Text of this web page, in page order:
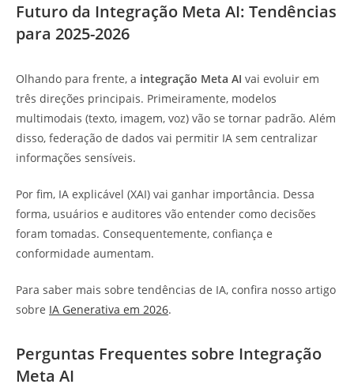
Futuro da Integração Meta AI: Tendências
para 2025-2026
Olhando para frente, a integração Meta AI vai evoluir em
três direções principais. Primeiramente, modelos
multimodais (texto, imagem, voz) vão se tornar padrão. Além
disso, federação de dados vai permitir IA sem centralizar
informações sensíveis.
Por fim, IA explicável (XAI) vai ganhar importância. Dessa
forma, usuários e auditores vão entender como decisões
foram tomadas. Consequentemente, confiança e
conformidade aumentam.
Para saber mais sobre tendências de IA, confira nosso artigo
sobre IA Generativa em 2026.
Perguntas Frequentes sobre Integração
Meta AI